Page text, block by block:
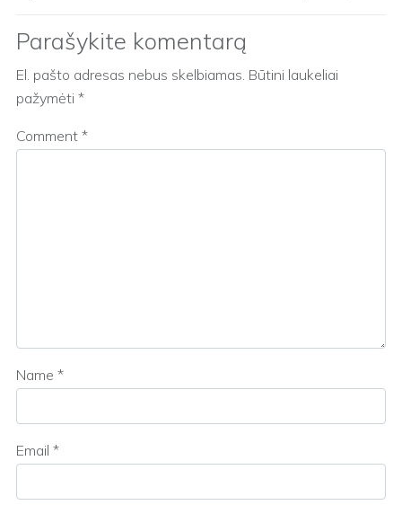
Parašykite komentarą
El. pašto adresas nebus skelbiamas. Būtini laukeliai
pažymėti *
Comment *
Name *
Email *